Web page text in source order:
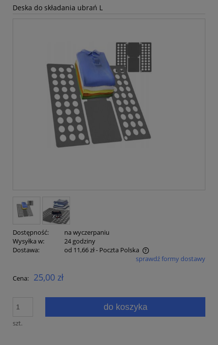
Deska do składania ubrań L
Dostępność:
na wyczerpaniu
Wysyłka w:
24 godziny
Dostawa:
od 11,66 zł- Poczta Polska
Cena nie zawiera ewentualnych kosztów płatnościsprawdź formy dostawy
Cena: 25,00 zł
szt.
do koszyka